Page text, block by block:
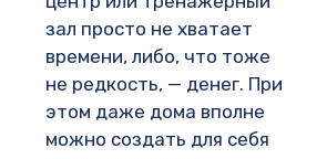
зал просто не хватает
времени, либо, что тоже
не редкость, — денег. При
этом даже дома вполне
можно создать для себя